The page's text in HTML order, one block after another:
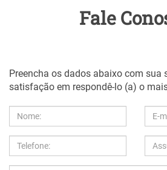
Fale
Preencha os dados abaixo com sua
satisfação em respondê-lo (a) o